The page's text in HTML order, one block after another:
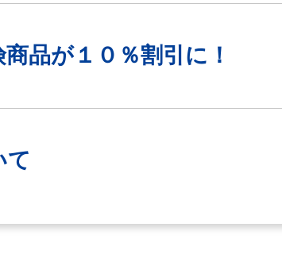
商品が１０％割引に！
て